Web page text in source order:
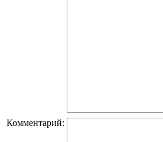
Комментарий: